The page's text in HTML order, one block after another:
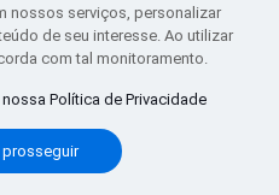
|Termos de uso
nossos serviços, personalizar
de seu interesse. Ao utilizar
com tal monitoramento.
Política de Privacidade
prosseguir